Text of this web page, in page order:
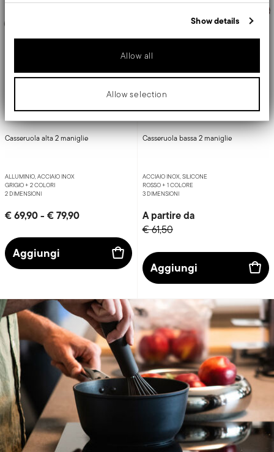
Show details
Allow all
Allow selection
1965 Vintage Quarzo Nero
Casseruola alta 2 maniglie
ALLUMINIO, ACCIAIO INOX
GRIGIO + 2 COLORI
2 DIMENSIONI
€ 69,90- € 79,90
Aggiungi
12 O'Clock
Casseruola bassa 2 maniglie
ACCIAIO INOX, SILICONE
ROSSO + 1 COLORE
3 DIMENSIONI
A partire da
€ 61,50
Aggiungi